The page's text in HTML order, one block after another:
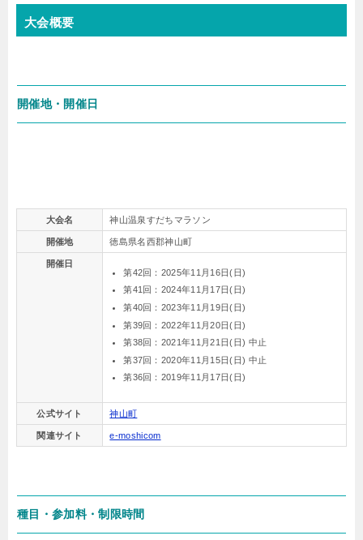
大会概要
開催地・開催日
大会名 神山温泉すだちマラソン
開催地 徳島県名西郡神山町
開催日
第42回：2025年11月16日(日)
第41回：2024年11月17日(日)
第40回：2023年11月19日(日)
第39回：2022年11月20日(日)
第38回：2021年11月21日(日) 中止
第37回：2020年11月15日(日) 中止
第36回：2019年11月17日(日)
公式サイト 神山町
関連サイト e-moshicom
種目・参加料・制限時間